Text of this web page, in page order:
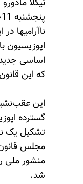
نیکلا
ناآرامیها
اپوزیسیون
اساسی
که این
این
گسترده
تشکیل یک
مجلس
منشور ملی
شد.